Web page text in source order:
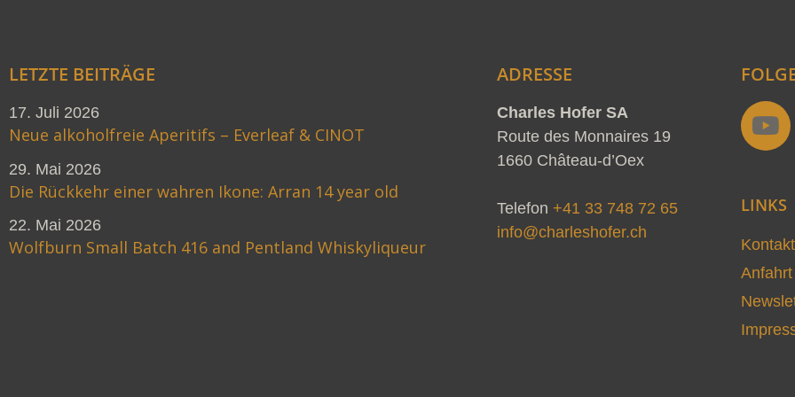
LETZTE BEITRÄGE
17. Juli 2026
Neue alkoholfreie Aperitifs – Everleaf & CINOT
29. Mai 2026
Die Rückkehr einer wahren Ikone: Arran 14 year old
22. Mai 2026
Wolfburn Small Batch 416 and Pentland Whiskyliqueur
ADRESSE
Charles Hofer SA
Route des Monnaires 19
1660 Château-d’Oex
Telefon +41 33 748 72 65
info@charleshofer.ch
Y
o
u
b
e
LINKS
Kontakt
Anfahrt